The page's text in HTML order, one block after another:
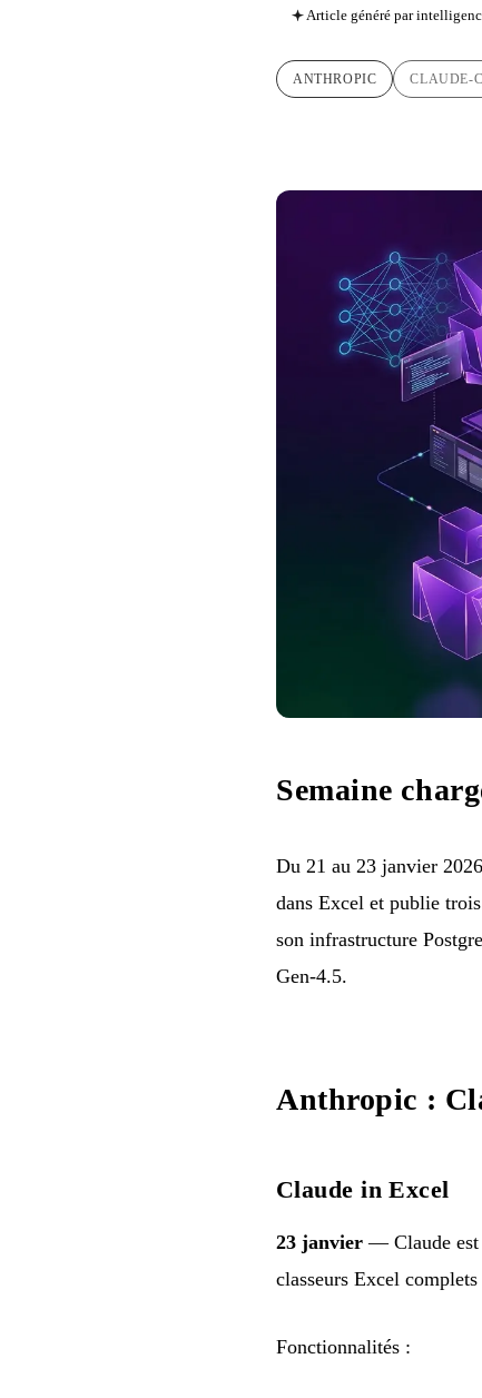
Article généré par
ANTHROPIC CLAUDE-
Semaine
Du 21 au 23 janvier
dans Excel et publie
son infrastructure
Gen-4.5.
Anthropic :
Claude in Excel
23 janvier — Claude est
classeurs Excel
Fonctionnalités :